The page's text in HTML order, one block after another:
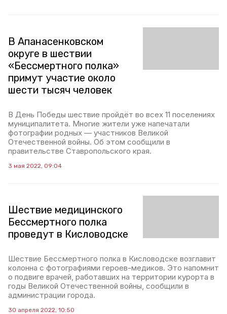
В Апанасенковском
округе в шествии
«Бессмертного полка»
примут участие около
шести тысяч человек
В День Победы шествие пройдёт во всех 11 поселениях
муниципалитета. Многие жители уже напечатали
фотографии родных — участников Великой
Отечественной войны. Об этом сообщили в
правительстве Ставропольского края.
3 мая 2022, 09:04
Шествие медицинского
Бессмертного полка
проведут в Кисловодске
Шествие Бессмертного полка в Кисловодске возглавит
колонна с фотографиями героев-медиков. Это напомнит
о подвиге врачей, работавших на территории курорта в
годы Великой Отечественной войны, сообщили в
администрации города.
30 апреля 2022, 10:50